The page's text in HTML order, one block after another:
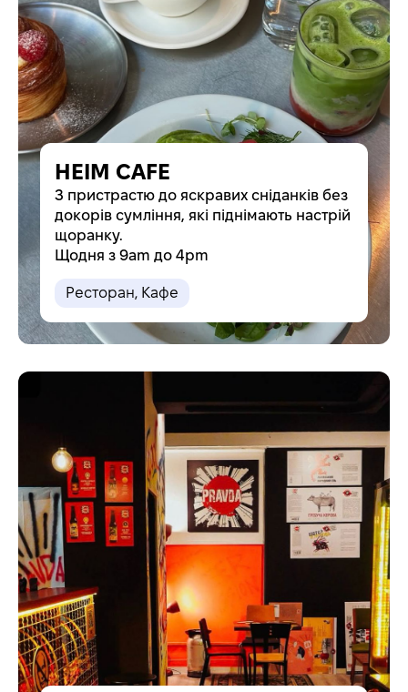
HEIM CAFE
З пристрастю до яскравих сніданків без
докорів сумління, які піднімають настрій
щоранку.
Щодня з 9am до 4pm
Pесторан, Кафе